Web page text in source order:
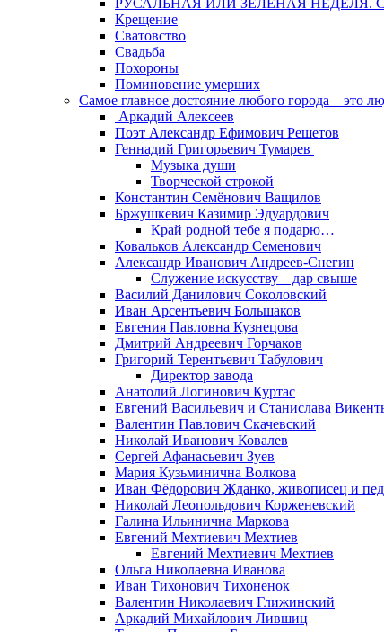
Крещение
Сватовство
Свадьба
Похороны
Поминовение умерших
Самое главное достояние любого города – это
Аркадий Алексеев
Поэт Александр Ефимович Решетов
Геннадий Григорьевич Тумарев
Музыка души
Творческой строкой
Константин Семёнович Ващилов
Бржушкевич Казимир Эдуардович
Край родной тебе я подарю…
Ковальков Александр Семенович
Александр Иванович Андреев-Снегин
Служение искусству – дар свыше
Василий Данилович Соколовский
Иван Арсентьевич Большаков
Евгения Павловна Кузнецова
Дмитрий Андреевич Горчаков
Григорий Терентьевич Табулович
Директор завода
Анатолий Логинович Куртас
Евгений Васильевич и Станислава
Валентин Павлович Скачевский
Николай Иванович Ковалев
Сергей Афанасьевич Зуев
Мария Кузьминична Волкова
Иван Фёдорович Жданко, живописец и
Николай Леопольдович Корженевский
Галина Ильинична Маркова
Евгений Мехтиевич Мехтиев
Евгений Мехтиевич Мехтиев
Ольга Николаевна Иванова
Иван Тихонович Тихоненок
Валентин Николаевич Глижинский
Аркадий Михайлович Лившиц